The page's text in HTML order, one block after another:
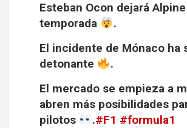
Esteban Ocon dejará
temporada
.
El incidente de Mónaco ha
detonante
.
El mercado se empieza a
abren más posibilidades
pilotos
.#F1 #formula1